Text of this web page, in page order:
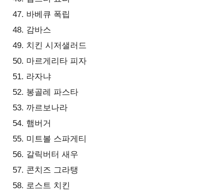
바베큐 폭립
감바스
치킨 시저샐러드
마르게리타 피자
라자냐
봉골레 파스타
까르보나라
햄버거
미트볼 스파게티
갈릭버터 새우
콘치즈 그라탱
로스트 치킨